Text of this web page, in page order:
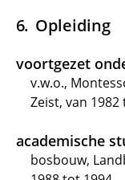
Opleiding
voortgezet
v.w.o.,
Zeist, van 1982
academische
bosbouw,